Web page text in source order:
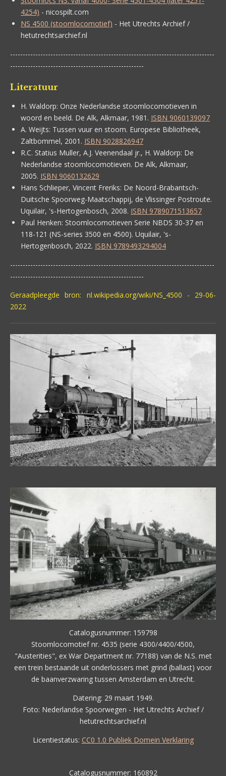
4254) - nicospilt.com
NS 4500 (stoomlocomotief) - Het Utrechts Archief /
hetutrechtsarchief.nl
---------------------------------------------------------------------------------
-----------------------------------------------------
Literatuur
H. Waldorp: Onze Nederlandse stoomlocomotieven in
woord en beeld. De Alk, Alkmaar, 1981. ISBN 9060139097
A. Weijts: Tussen vuur en stoom. Europese Bibliotheek,
Zaltbommel, 2001. ISBN 9028826947
R.C. Statius Muller, A.J. Veenendaal jr., H. Waldorp: De
Nederlandse stoomlocomotieven. De Alk, Alkmaar,
2005. ISBN 9060132629
Hans Schlieper, Vincent Freriks: De Noord-Brabantsch-
Duitsche Spoorweg-Maatschappij, de Vlissinger Postroute.
Uquilair, 's-Hertogenbosch, 2008. ISBN 9789071513657
Paul Henken: Stoomlocomotieven Serie NBDS 30-37 en
118-121 (NS-series 3500 en 4500). Uquilair, 's-
Hertogenbosch, 2022. ISBN 9789493294004
---------------------------------------------------------------------------------
-----------------------------------------------------
Geraadpleegde bron: nl.wikipedia.org/wiki/NS_4500 - 29-06-
2022
Catalogusnummer: 159798
Stoomlocomotief nr. 4535 (serie 4300/4400/4500,
"Austerities", ex War Department nr. 77188) van de N.S. met
een trein bestaande uit onderlossers met grind (ballast) voor
de baanverzwaring tussen Amsterdam en Utrecht.
Datering: 29 maart 1949.
Foto: Nederlandse Spoorwegen - Het Utrechts Archief /
hetutrechtsarchief.nl
Licentiestatus: CC0 1.0 Publiek Domein Verklaring
Catalogusnummer: 160892